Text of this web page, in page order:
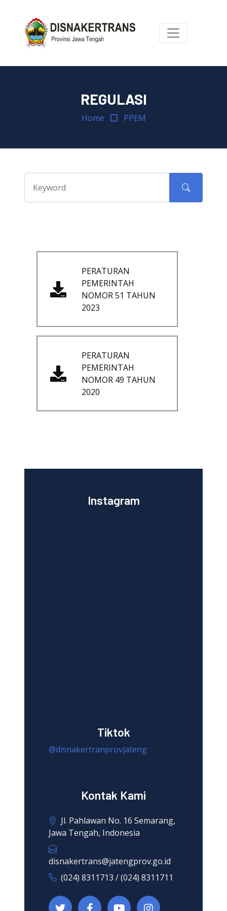
REGULASI
Home PPEM
PERATURAN
PEMERINTAH
NOMOR 51 TAHUN
2023
PERATURAN
PEMERINTAH
NOMOR 49 TAHUN
2020
Instagram
Tiktok
@disnakertranprovjateng
Kontak Kami
Jl. Pahlawan No. 16 Semarang,
Jawa Tengah, Indonesia
disnakertrans@jatengprov.go.id
(024) 8311713 / (024) 8311711